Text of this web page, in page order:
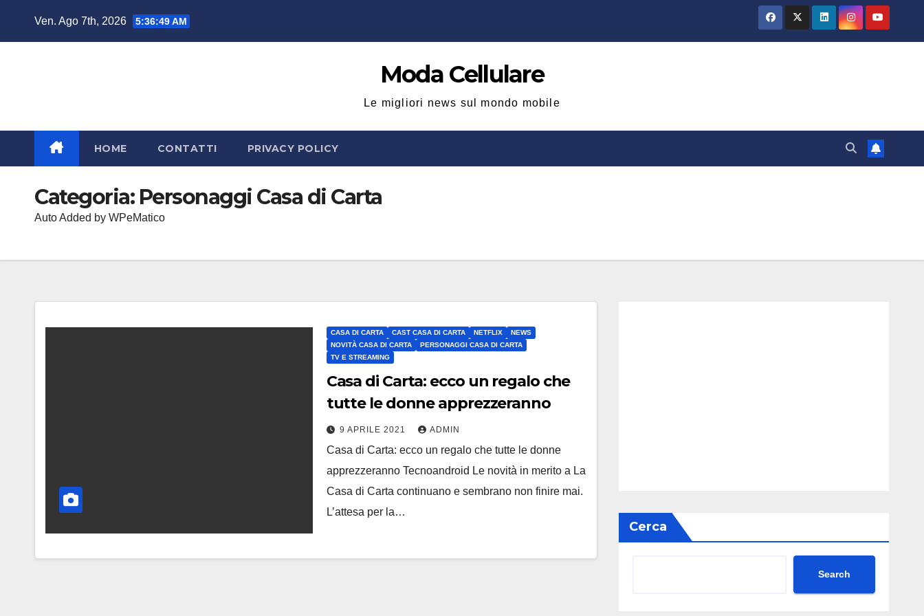
Ven. Ago 7th, 2026 5:36:49 AM
Moda Cellulare
Le migliori news sul mondo mobile
HOME CONTATTI PRIVACY POLICY
Categoria: Personaggi Casa di Carta
Auto Added by WPeMatico
CASA DI CARTA CAST CASA DI CARTA NETFLIX
NEWS
NOVITÀ CASA DI CARTA
PERSONAGGI CASA DI CARTA
TV E STREAMING
Casa di Carta: ecco un regalo che
tutte le donne apprezzeranno
9 APRILE 2021 ADMIN
Casa di Carta: ecco un regalo che tutte le donne
apprezzeranno Tecnoandroid Le novità in merito a La
Casa di Carta continuano e sembrano non finire mai.
L’attesa per la…
Cerca
Search